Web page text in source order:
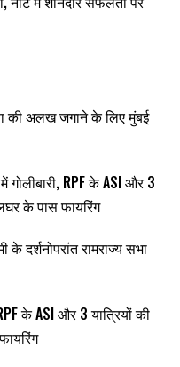
की अलख जगाने के लिए मुंबई
गोलीबारी, RPF के ASI और 3
के पास फायरिंग
के दर्शनोपरांत रामराज्य सभा
के ASI और 3 यात्रियों की